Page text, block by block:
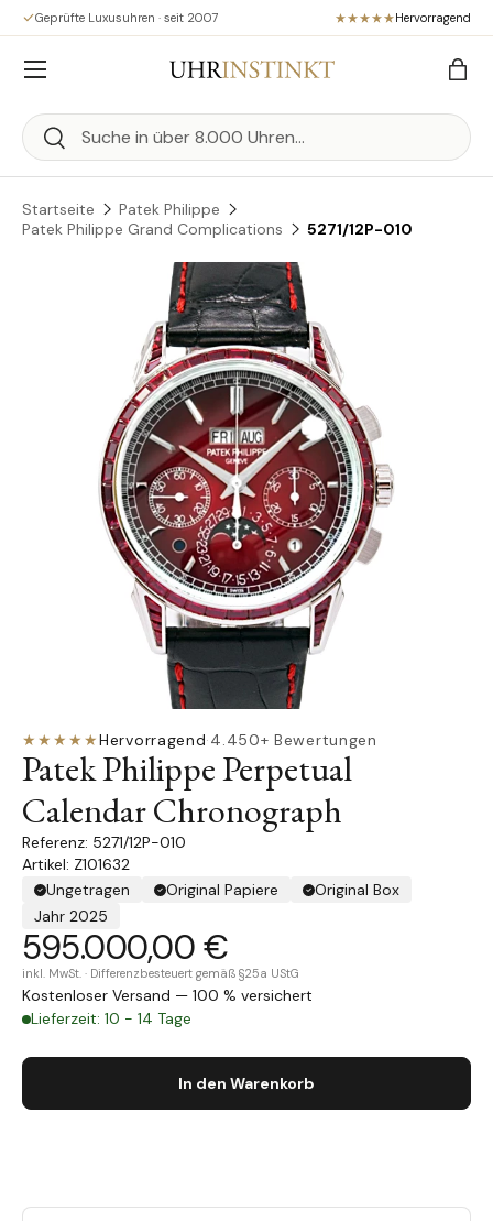
Direkt zum Inhalt
Geprüfte Luxusuhren · seit 2007 Hervorragend
Suchen
Suchen
Menü
Startseite
Patek Philippe
Patek Philippe Grand Complications
5271/12P-010
Zu Produktinformationen springen
★★★★★Hervorragend·4.450+ Bewertungen
Patek Philippe Perpetual
Calendar Chronograph
5271/12P-010
Artikel: Z101632
Ungetragen
Original Papiere
Original Box
Jahr 2025
595.000,00 €
inkl. MwSt. · Differenzbesteuert gemäß §25a UStG
Kostenloser Versand — 100 % versichert
Lieferzeit: 10 - 14 Tage
In den Warenkorb